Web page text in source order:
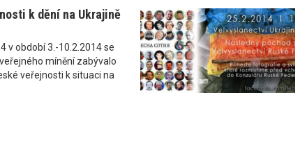
k dění na Ukrajině
v období 3.-10.2.2014 se
mínění zabývalo
veřejnosti k situaci na